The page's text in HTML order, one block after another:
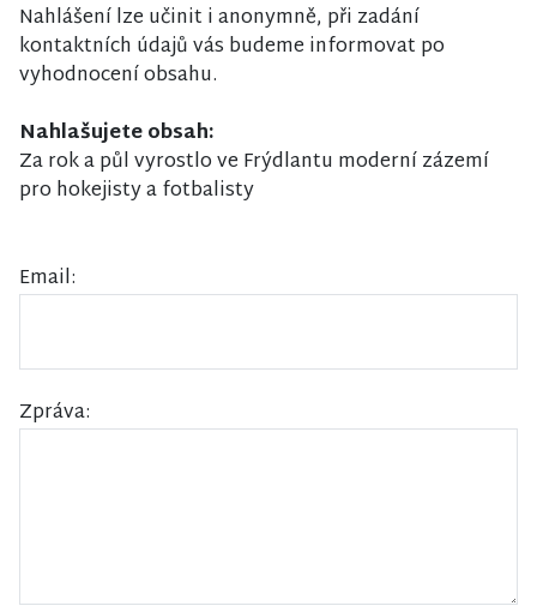
Nahlášení lze učinit i anonymně, při zadání
kontaktních údajů vás budeme informovat po
vyhodnocení obsahu.
Nahlašujete obsah:
Za rok a půl vyrostlo ve Frýdlantu moderní zázemí
pro hokejisty a fotbalisty
Email:
Zpráva: